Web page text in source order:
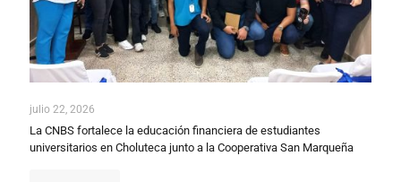
julio 22, 2026
La CNBS fortalece la educación financiera de estudiantes
universitarios en Choluteca junto a la Cooperativa San Marqueña